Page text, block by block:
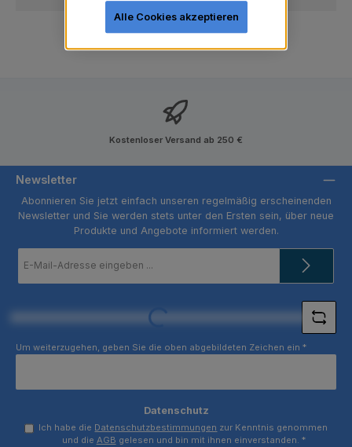
Kostenloser Versand ab 250 €
Newsletter
Abonnieren Sie jetzt einfach unseren regelmäßig erscheinenden
Newsletter und Sie werden stets unter den Ersten sein, über neue
Produkte und Angebote informiert werden.
Mail-
Loading...
Um weiterzugehen, geben Sie die oben abgebildeten Zeichen ein *
Datenschutz
Ich habe die Datenschutzbestimmungen zur Kenntnis genommen
und die AGB gelesen und bin mit ihnen einverstanden. *
Alle Cookies akzeptieren